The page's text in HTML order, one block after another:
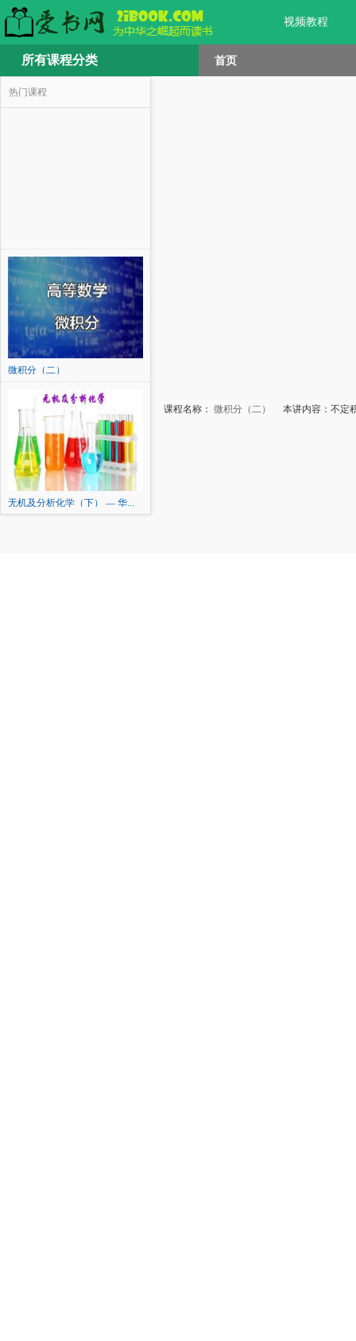
视频教程
所有课程分类 首页
热门课程
微积分（二）
无机及分析化学（下） — 华...
课程名称： 微积分（二） 本讲内容：不定